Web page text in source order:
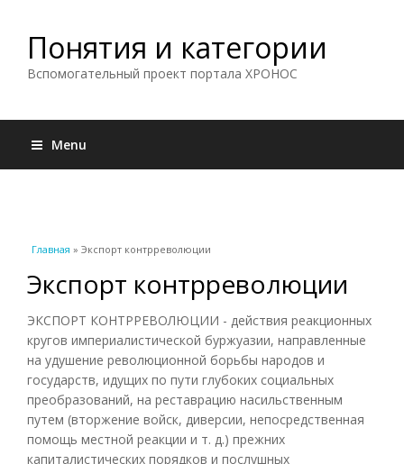
Понятия и категории
Вспомогательный проект портала ХРОНОС
Menu
Вы здесь
Главная » Экспорт контрреволюции
Экспорт контрреволюции
ЭКСПОРТ КОНТРРЕВОЛЮЦИИ - действия реакционных
кругов империалистической буржуазии, направленные
на удушение революционной борьбы народов и
государств, идущих по пути глубоких социальных
преобразований, на реставрацию насильственным
путем (вторжение войск, диверсии, непосредственная
помощь местной реакции и т. д.) прежних
капиталистических порядков и послушных